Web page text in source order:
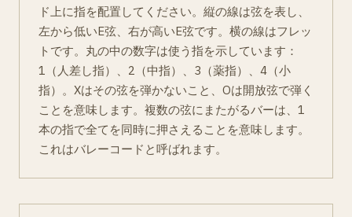
ド上に指を配置してください。縦の線は弦を表し、
左から低いE弦、右が高いE弦です。横の線はフレッ
トです。丸の中の数字は使う指を示しています：
1（人差し指）、2（中指）、3（薬指）、4（小
指）。Xはその弦を弾かないこと、Oは開放弦で弾く
ことを意味します。複数の弦にまたがるバーは、1
本の指で全てを同時に押さえることを意味します。
これはバレーコードと呼ばれます。